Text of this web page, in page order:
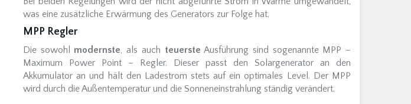
was eine zusätzliche Erwärmung des Generators zur Folge hat.
MPP Regler
Die sowohl modernste, als auch teuerste Ausführung sind sogenannte MPP –
Maximum Power Point – Regler. Dieser passt den Solargenerator an den
Akkumulator an und hält den Ladestrom stets auf ein optimales Level. Der MPP
wird durch die Außentemperatur und die Sonneneinstrahlung ständig verändert.